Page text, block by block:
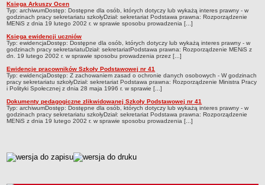
PONOWNE WYKORZYSTYWANIE
Sprawozdania
Deklaracja dostępności
DEKLARACJA DOSTĘPNOŚCI
OŚWIADCZENIA MAJĄTKOWE
PONOWNE WYKORZYSTYWANIE
OCHRONA DANYCH OSOBOWYCH
Księga Arkuszy Ocen
Typ: archiwumDostęp: Dostępne dla osób, których dotyczy lub wykażą interes prawny - w
godzinach pracy sekretariatu szkołyDział: sekretariat Podstawa prawna: Rozporządzenie
MENiS z dnia 19 lutego 2002 r. w sprawie sposobu prowadzenia [...]
Księga ewidencji uczniów
Typ: ewidencjaDostęp: Dostępne dla osób, których dotyczy lub wykażą interes prawny - w
godzinach pracy sekretariatuDział: sekretariatPodstawa prawna: Rozporządzenie MENiS z
dn. 19 lutego 2002 r. w sprawie sposobu prowadzenia przez [...]
Ewidencje pracowników Szkoły Podstawowej nr 41
Typ: ewidencjaDostęp: Z zachowaniem zasad o ochronie danych osobowych - W godzinach
pracy sekretariatu szkołyDział: sekretariat Podstawa prawna: Rozporządzenie Ministra Pracy
i Polityki Społecznej z dnia 28 maja 1996 r. w sprawie [...]
Dokumenty pedagogiczne zlikwidowanej Szkoły Podstawowej nr 41
Typ: archiwumDostęp: Dostępne dla osób, których dotyczy lub wykażą interes prawny - w
godzinach pracy sekretariatu szkołyDział: sekretariat Podstawa prawna: Rozporządzenie
MENiS z dnia 19 lutego 2002 r. w sprawie sposobu prowadzenia [...]
metryczka